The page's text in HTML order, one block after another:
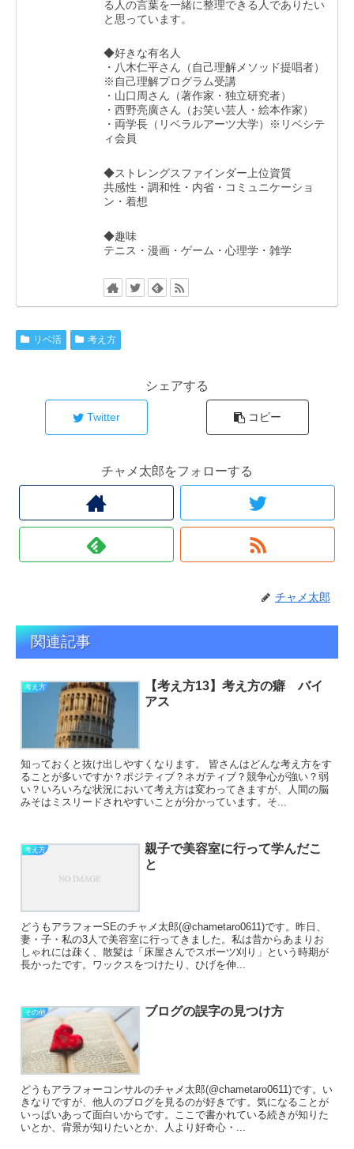
る人の言葉を一緒に整理できる人でありたい
と思っています。
◆好きな有名人
・八木仁平さん（自己理解メソッド提唱者）
※自己理解プログラム受講
・山口周さん（著作家・独立研究者）
・西野亮廣さん（お笑い芸人・絵本作家）
・両学長（リベラルアーツ大学）※リベシテ
ィ会員
◆ストレングスファインダー上位資質
共感性・調和性・内省・コミュニケーショ
ン・着想
◆趣味
テニス・漫画・ゲーム・心理学・雑学
リベ活 考え方
シェアする
Twitter コピー
チャメ太郎をフォローする
チャメ太郎
関連記事
考え方
【考え方13】考え方の癖 バイ
アス
知っておくと抜け出しやすくなります。 皆さんはどんな考え方をす
ることが多いですか？ポジティブ？ネガティブ？競争心が強い？弱
い？いろいろな状況において考え方は変わってきますが、人間の脳
みそはミスリードされやすいことが分かっています。そ...
考え方
親子で美容室に行って学んだこ
と
どうもアラフォーSEのチャメ太郎(@chametaro0611)です。昨日、
妻・子・私の3人で美容室に行ってきました。私は昔からあまりお
しゃれには疎く、散髪は「床屋さんでスポーツ刈り」という時期が
長かったです。ワックスをつけたり、ひげを伸...
その他 ブログの誤字の見つけ方
どうもアラフォーコンサルのチャメ太郎(@chametaro0611)です。い
きなりですが、他人のブログを見るのが好きです。気になることが
いっぱいあって面白いからです。ここで書かれている続きが知りた
いとか、背景が知りたいとか、人より好奇心・...